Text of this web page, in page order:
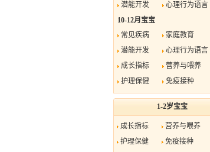
潜能开发
心理行为语言
10-12月宝宝
常见疾病
家庭教育
潜能开发
心理行为语言
成长指标
营养与喂养
护理保健
免疫接种
1-2岁宝宝
成长指标
营养与喂养
护理保健
免疫接种